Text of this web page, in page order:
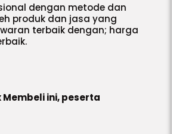
dengan metode dan
produk dan jasa yang
terbaik dengan; harga
ini, peserta